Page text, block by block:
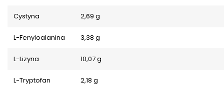
Cystyna 2,69 g
L-Fenyloalanina 3,38 g
L-Lizyna 10,07 g
L-Tryptofan
2,18 g